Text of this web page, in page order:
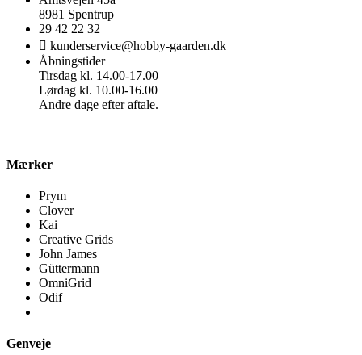
8981 Spentrup
29 42 22 32
kunderservice@hobby-gaarden.dk
Åbningstider
Tirsdag kl. 14.00-17.00
Lørdag kl. 10.00-16.00
Andre dage efter aftale.
Mærker
Prym
Clover
Kai
Creative Grids
John James
Güttermann
OmniGrid
Odif
Genveje